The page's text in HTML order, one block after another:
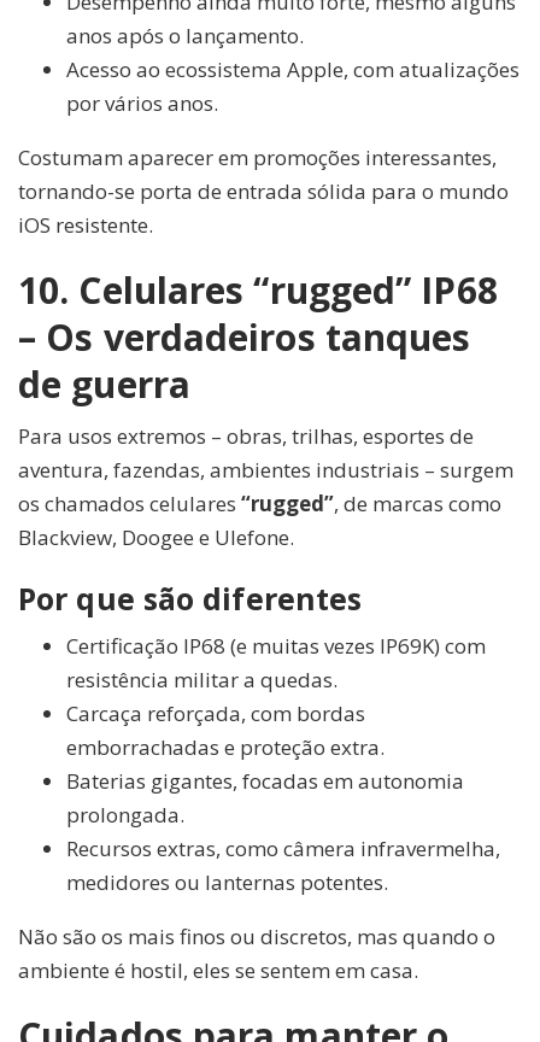
anos após o lançamento.
Acesso ao ecossistema Apple, com atualizações
por vários anos.
Costumam aparecer em promoções interessantes,
tornando-se porta de entrada sólida para o mundo
iOS resistente.
10. Celulares “rugged” IP68
– Os verdadeiros tanques
de guerra
Para usos extremos – obras, trilhas, esportes de
aventura, fazendas, ambientes industriais – surgem
os chamados celulares “rugged”, de marcas como
Blackview, Doogee e Ulefone.
Por que são diferentes
Certificação IP68 (e muitas vezes IP69K) com
resistência militar a quedas.
Carcaça reforçada, com bordas
emborrachadas e proteção extra.
Baterias gigantes, focadas em autonomia
prolongada.
Recursos extras, como câmera infravermelha,
medidores ou lanternas potentes.
Não são os mais finos ou discretos, mas quando o
ambiente é hostil, eles se sentem em casa.